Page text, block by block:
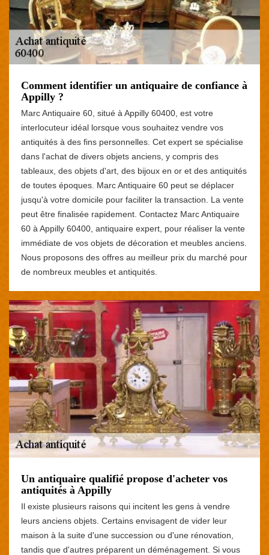
Comment identifier un antiquaire de confiance à
Appilly ?
Marc Antiquaire 60, situé à Appilly 60400, est votre
interlocuteur idéal lorsque vous souhaitez vendre vos
antiquités à des fins personnelles. Cet expert se spécialise
dans l'achat de divers objets anciens, y compris des
tableaux, des objets d'art, des bijoux en or et des antiquités
de toutes époques. Marc Antiquaire 60 peut se déplacer
jusqu'à votre domicile pour faciliter la transaction. La vente
peut être finalisée rapidement. Contactez Marc Antiquaire
60 à Appilly 60400, antiquaire expert, pour réaliser la vente
immédiate de vos objets de décoration et meubles anciens.
Nous proposons des offres au meilleur prix du marché pour
de nombreux meubles et antiquités.
Un antiquaire qualifié propose d'acheter vos
antiquités à Appilly
Il existe plusieurs raisons qui incitent les gens à vendre
leurs anciens objets. Certains envisagent de vider leur
maison à la suite d'une succession ou d'une rénovation,
tandis que d'autres préparent un déménagement. Si vous